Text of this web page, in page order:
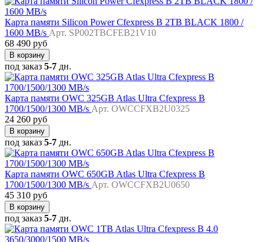
Карта памяти Silicon Power Cfexpress B 2TB BLACK 1800 /
1600 MB/s Арт. SP002TBCFEB21V10
68 490 руб
В корзину
под заказ 5-7 дн.
Карта памяти OWC 325GB Atlas Ultra Cfexpress B
1700/1500/1300 MB/s Арт. OWCCFXB2U0325
24 260 руб
В корзину
под заказ 5-7 дн.
Карта памяти OWC 650GB Atlas Ultra Cfexpress B
1700/1500/1300 MB/s Арт. OWCCFXB2U0650
45 310 руб
В корзину
под заказ 5-7 дн.